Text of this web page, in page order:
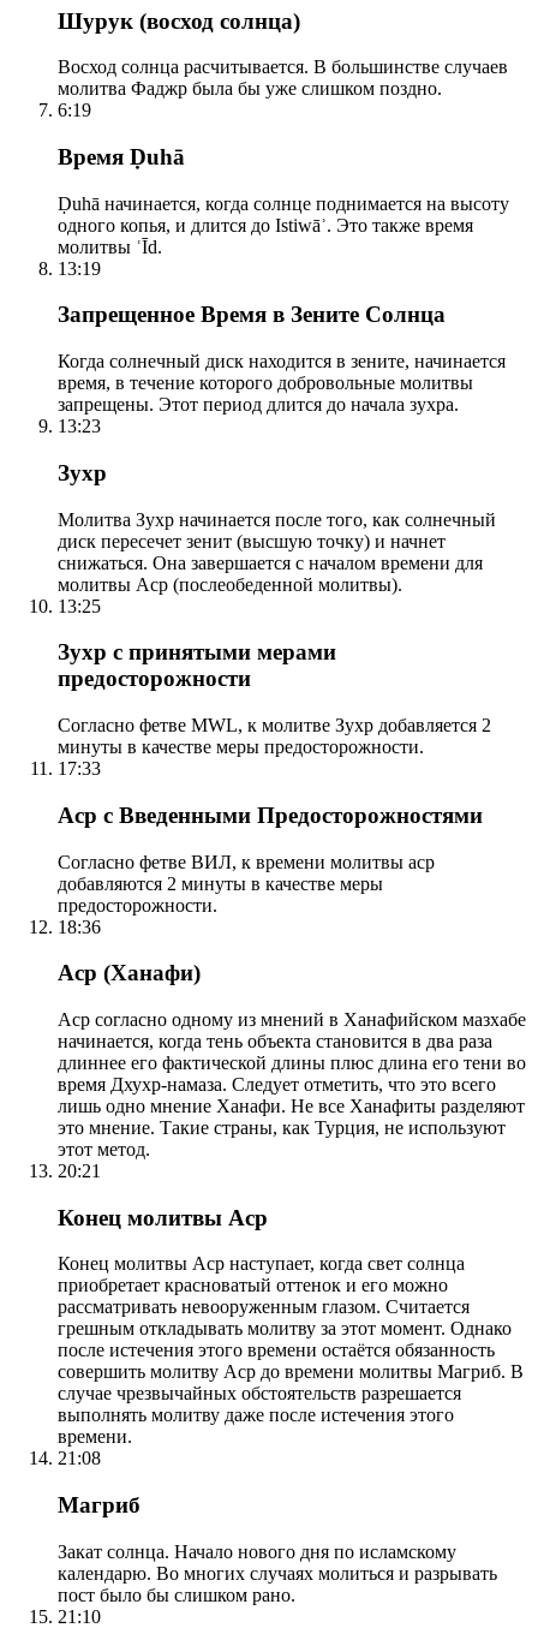
Шурук (восход солнца)
Восход солнца расчитывается. В большинстве случаев
молитва Фаджр была бы уже слишком поздно.
6:19
Время Ḍuhā
Ḍuhā начинается, когда солнце поднимается на высоту
одного копья, и длится до Istiwāʾ. Это также время
молитвы ʿĪd.
13:19
Запрещенное Время в Зените Солнца
Когда солнечный диск находится в зените, начинается
время, в течение которого добровольные молитвы
запрещены. Этот период длится до начала зухра.
13:23
Зухр
Молитва Зухр начинается после того, как солнечный
диск пересечет зенит (высшую точку) и начнет
снижаться. Она завершается с началом времени для
молитвы Аср (послеобеденной молитвы).
13:25
Зухр с принятыми мерами
предосторожности
Согласно фетве MWL, к молитве Зухр добавляется 2
минуты в качестве меры предосторожности.
17:33
Аср с Введенными Предосторожностями
Согласно фетве ВИЛ, к времени молитвы аср
добавляются 2 минуты в качестве меры
предосторожности.
18:36
Аср (Ханафи)
Аср согласно одному из мнений в Ханафийском мазхабе
начинается, когда тень объекта становится в два раза
длиннее его фактической длины плюс длина его тени во
время Дхухр-намаза. Следует отметить, что это всего
лишь одно мнение Ханафи. Не все Ханафиты разделяют
это мнение. Такие страны, как Турция, не используют
этот метод.
20:21
Конец молитвы Аср
Конец молитвы Аср наступает, когда свет солнца
приобретает красноватый оттенок и его можно
рассматривать невооруженным глазом. Считается
грешным откладывать молитву за этот момент. Однако
после истечения этого времени остаётся обязанность
совершить молитву Аср до времени молитвы Магриб. В
случае чрезвычайных обстоятельств разрешается
выполнять молитву даже после истечения этого
времени.
21:08
Магриб
Закат солнца. Начало нового дня по исламскому
календарю. Во многих случаях молиться и разрывать
пост было бы слишком рано.
21:10